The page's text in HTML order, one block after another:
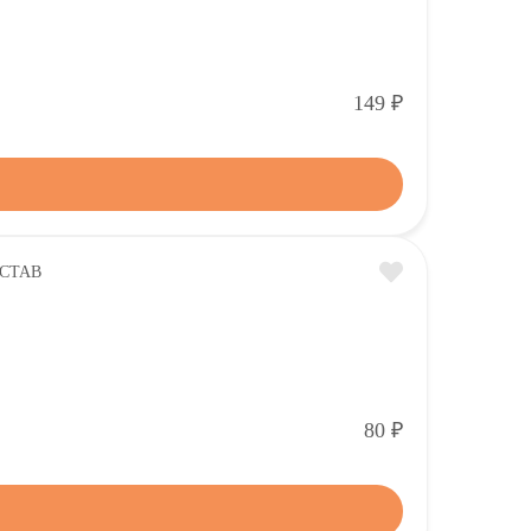
149 Р
80 Р